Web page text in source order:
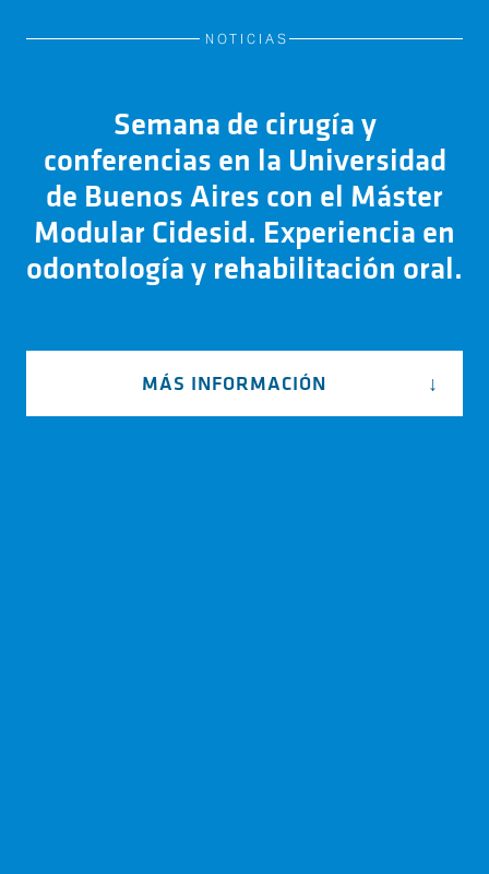
NOTICIAS
Semana de cirugía y
conferencias en la Universidad
de Buenos Aires con el Máster
Modular Cidesid. Experiencia en
odontología y rehabilitación oral.
MÁS INFORMACIÓN